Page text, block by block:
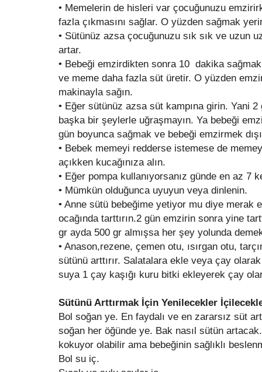
• Memelerin de hisleri var çocuğunuzu
fazla çıkmasını sağlar. O yüzden sağmak
• Sütünüz azsa çocuğunuzu sık sık ve uzun
artar.
• Bebeği emzirdikten sonra 10 dakika
ve meme daha fazla süt üretir. O yüzden
makinayla sağın.
• Eğer sütünüz azsa süt kampına girin. Yani
başka bir şeylerle uğraşmayın. Ya bebeği
gün boyunca sağmak ve bebeği emzirmek
• Bebek memeyi redderse istemese de
açıkken kucağınıza alın.
• Eğer pompa kullanıyorsanız günde en az 7
• Mümkün olduğunca uyuyun veya dinlenin.
• Anne sütü bebeğime yetiyor mu diye merak
ocağında tarttırın.2 gün emzirin sonra yine
gr ayda 500 gr almışsa her şey yolunda
• Anason,rezene, çemen otu, ısırgan otu,
sütünü arttırır. Salatalara ekle veya çay
suya 1 çay kaşığı kuru bitki ekleyerek çay
Sütünü Arttırmak İçin Yenilecekler
Bol soğan ye. En faydalı ve en zararsız süt
soğan her öğünde ye. Bak nasıl sütün
kokuyor olabilir ama bebeğinin sağlıklı
Bol su iç.